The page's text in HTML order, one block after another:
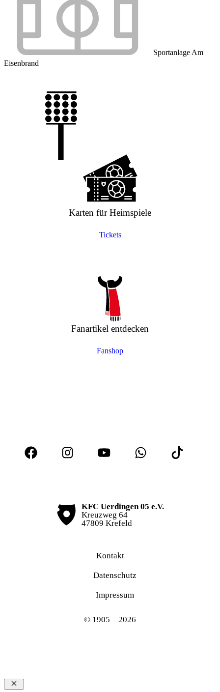
Sportanlage Am
Eisenbrand
Karten für Heimspiele
Tickets
Fanartikel entdecken
Fanshop
KFC Uerdingen 05 e.V.
Kreuzweg 64
47809 Krefeld
Kontakt
Datenschutz
Impressum
© 1905 – 2026